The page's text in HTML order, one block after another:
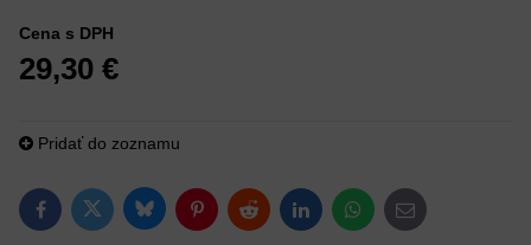
Cena s DPH
29,30 €
Pridať do zoznamu
FacebookTwitterBlueskyPinterestRedditLinkedInWhatsApp
E-mail